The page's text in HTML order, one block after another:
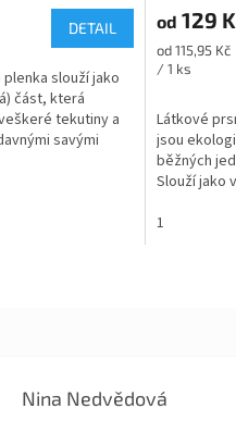
DETAIL
slouží jako
část, která
tekutiny a
savými
produktu
5,0
z
hvězdiček.
od 129
Měrná
cena:
od 115,95 Kč
/ 1 ks
Látkové
jsou
běžných
Slouží jako
mléka,
1
Nina Nedvědová